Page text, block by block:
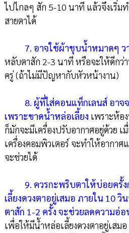
ไปไกลๆ สัก 5-10 นาที แล้วจึงเริ่ม
สายตาได้
7. อาจใช้ผ้าชุบน้ำหมาดๆ วา
หลับตาสัก 2-3 นาที หรือจะให้ดีก
ครู่ (ถ้าไม่มีปัญหากับหัวหน้างาน)
8. ผู้ที่ใส่คอนแท็กเลนส์ อาจจ
เพราะขาดน้ำหล่อเลี้ยง เพราะห้อ
ก็มักจะมีเครื่องปรับอากาศอยู่ด้วย เ
เครื่องคอมพิวเตอร์ จะทำให้อากา
จะช่วยได้
9. ควรกะพริบตาให้บ่อยครั้ง
เลี้ยงดวงตาอยู่เสมอ ภายใน 10
ตาสัก 1-2 ครั้ง จะช่วยลดความอ่
เพื่อให้มีน้ำหล่อเลี้ยงดวงตาอยู่เสม